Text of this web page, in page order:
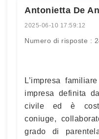
Antonietta De
2025-06-10 17:59:12
Numero di risposte :
L’impresa
impresa definita
civile ed è
coniuge,
grado di